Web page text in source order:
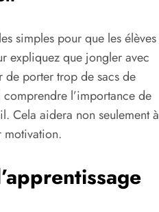
simples pour que les élèves
expliquez que jongler avec
de porter trop de sacs de
l’importance de
Cela aidera non seulement à
motivation.